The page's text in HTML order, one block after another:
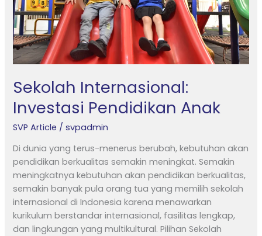
Sekolah Internasional:
Investasi Pendidikan Anak
SVP Article /svpadmin
Di dunia yang terus-menerus berubah, kebutuhan akan
pendidikan berkualitas semakin meningkat. Semakin
meningkatnya kebutuhan akan pendidikan berkualitas,
semakin banyak pula orang tua yang memilih sekolah
internasional di Indonesia karena menawarkan
kurikulum berstandar internasional, fasilitas lengkap,
dan lingkungan yang multikultural. Pilihan Sekolah